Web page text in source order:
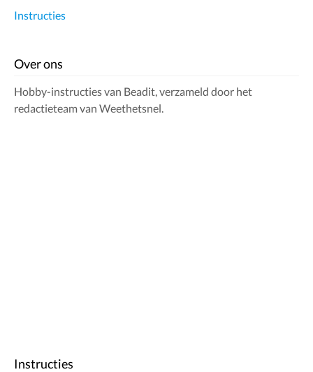
Instructies
Over ons
Hobby-instructies van Beadit, verzameld door het
redactieteam van Weethetsnel.
Instructies